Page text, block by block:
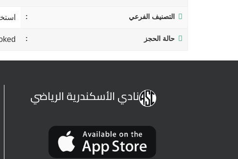
التصنيف الفرعي
حالة الحجز
نادي الأسكندرية الرياضي